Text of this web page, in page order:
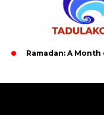
A Month of